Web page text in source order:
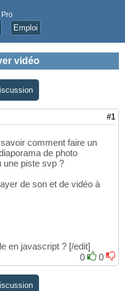
Emploi
vidéo
#1
comment faire un
de photo
une piste svp ?
de son et de vidéo à
en javascript ? [/edit]
0
0